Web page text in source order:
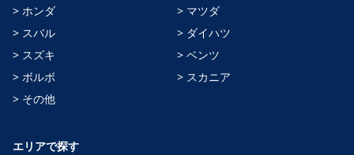
> ホンダ
> マツダ
> スバル
> ダイハツ
> スズキ
> ベンツ
> ボルボ
> スカニア
> その他
エリアで探す